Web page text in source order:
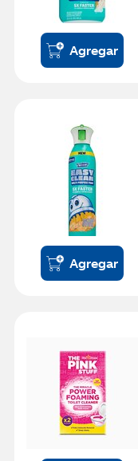
Agregar
Agregar